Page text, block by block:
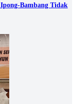
Bambang Tidak